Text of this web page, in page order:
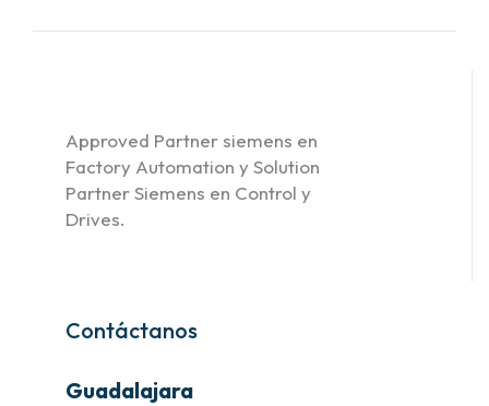
Approved Partner siemens en
Factory Automation y Solution
Partner Siemens en Control y
Drives.
Contáctanos
Guadalajara